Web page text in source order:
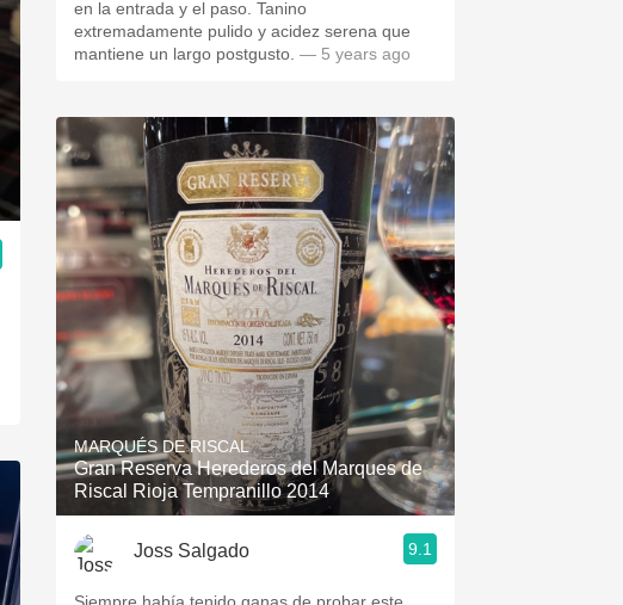
en la entrada y el paso. Tanino
extremadamente pulido y acidez serena que
mantiene un largo postgusto. — 5 years ago
MARQUÉS DE RISCAL
Gran Reserva Herederos del Marques de
Riscal Rioja Tempranillo 2014
Joss Salgado 9.1